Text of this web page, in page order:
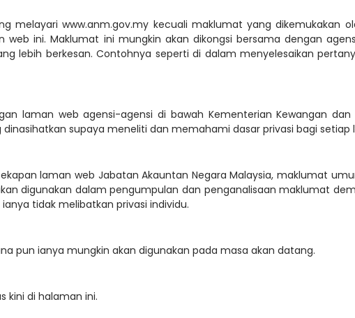
melayari www.anm.gov.my kecuali maklumat yang dikemukakan
ini. Maklumat ini mungkin akan dikongsi bersama dengan
lebih berkesan. Contohnya seperti di dalam menyelesaikan
laman web agensi-agensi di bawah Kementerian Kewangan
supaya meneliti dan memahami dasar privasi bagi setiap
laman web Jabatan Akauntan Negara Malaysia, maklumat
digunakan dalam pengumpulan dan penganalisaan maklumat
tidak melibatkan privasi individu.
pun ianya mungkin akan digunakan pada masa akan datang.
kini di halaman ini.